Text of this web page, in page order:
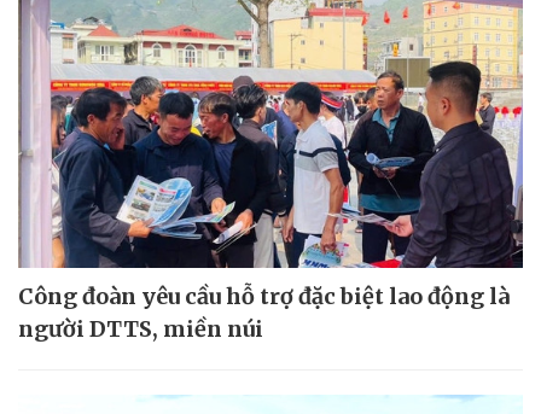
Công đoàn yêu cầu hỗ trợ đặc biệt lao động là
người DTTS, miền núi